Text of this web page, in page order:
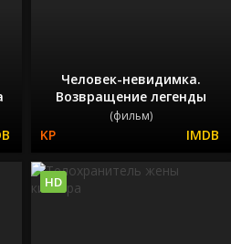
Человек-невидимка.
Возвращение легенды
(фильм)
HD